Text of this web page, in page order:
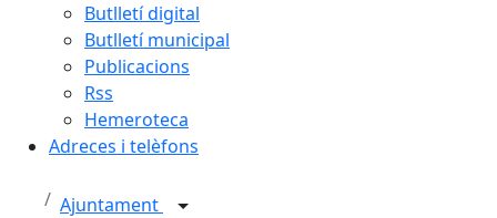
Butlletí digital
Butlletí municipal
Publicacions
Rss
Hemeroteca
Adreces i telèfons
Ajuntament